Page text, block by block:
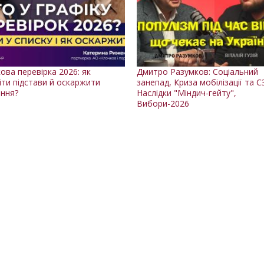
перевірка 2026: як
підстави й оскаржити
Дмитро Разумков: Соціальний
занепад, Криза мобілізації та
Наслідки "Міндич-гейту",
Вибори-2026